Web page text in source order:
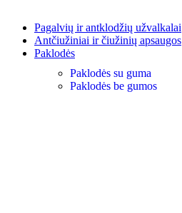
Pagalvių ir antklodžių užvalkalai
Antčiužiniai ir čiužinių apsaugos
Paklodės
Paklodės su guma
Paklodės be gumos